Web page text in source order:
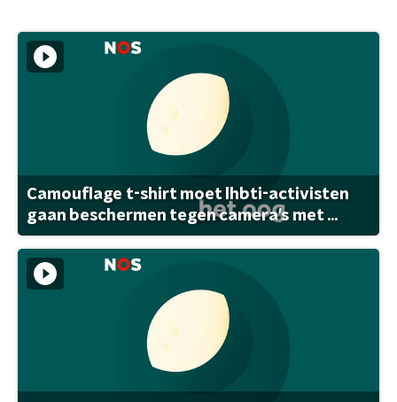
Camouflage t-shirt moet lhbti-activisten
gaan beschermen tegen camera's met ...